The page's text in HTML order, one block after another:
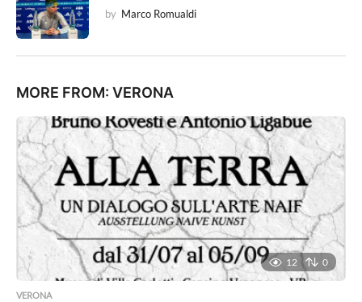
by Marco Romualdi
MORE FROM: VERONA
12 0
VERONA